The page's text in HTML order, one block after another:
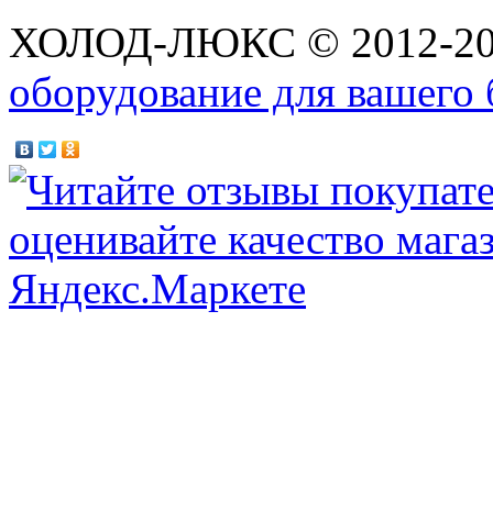
ХОЛОД-ЛЮКС © 2012-
оборудование для вашего